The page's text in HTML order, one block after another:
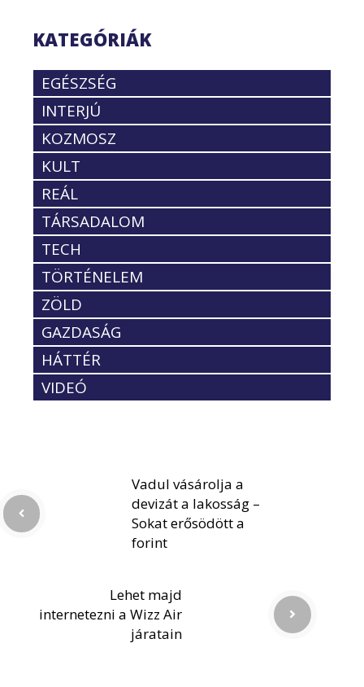
KATEGÓRIÁK
EGÉSZSÉG
INTERJÚ
KOZMOSZ
KULT
REÁL
TÁRSADALOM
TECH
TÖRTÉNELEM
ZÖLD
GAZDASÁG
HÁTTÉR
VIDEÓ
Vadul vásárolja a
devizát a lakosság –
Sokat erősödött a
forint
Lehet majd
internetezni a Wizz Air
járatain